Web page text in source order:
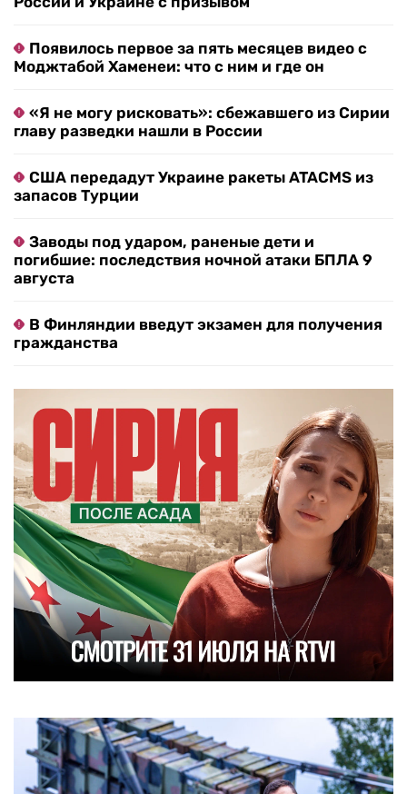
Появилось первое за пять месяцев видео с
Моджтабой Хаменеи: что с ним и где он
«Я не могу рисковать»: сбежавшего из Сирии
главу разведки нашли в России
США передадут Украине ракеты ATACMS из
запасов Турции
Заводы под ударом, раненые дети и
погибшие: последствия ночной атаки БПЛА 9
августа
В Финляндии введут экзамен для получения
гражданства